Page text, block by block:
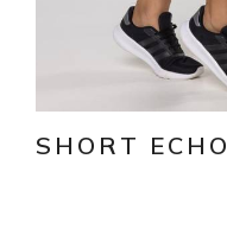
SHORT ECHO